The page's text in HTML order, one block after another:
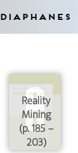
Diaphanes
Reality
Mining
(p. 185 –
203)